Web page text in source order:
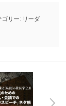
ゴリー: リーダ